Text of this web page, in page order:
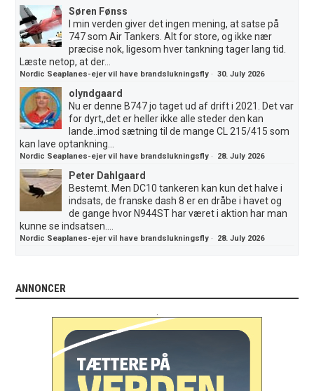
Søren Fønss
I min verden giver det ingen mening, at satse på
747 som Air Tankers. Alt for store, og ikke nær
præcise nok, ligesom hver tankning tager lang tid.
Læste netop, at der...
Nordic Seaplanes-ejer vil have brandslukningsfly ·30. July 2026
olyndgaard
Nu er denne B747 jo taget ud af drift i 2021. Det var
for dyrt,,det er heller ikke alle steder den kan
lande..imod sætning til de mange CL 215/415 som
kan lave optankning...
Nordic Seaplanes-ejer vil have brandslukningsfly · 28. July 2026
Peter Dahlgaard
Bestemt. Men DC10 tankeren kan kun det halve i
indsats, de franske dash 8 er en dråbe i havet og
de gange hvor N944ST har været i aktion har man
kunne se indsatsen....
Nordic Seaplanes-ejer vil have brandslukningsfly · 28. July 2026
ANNONCER